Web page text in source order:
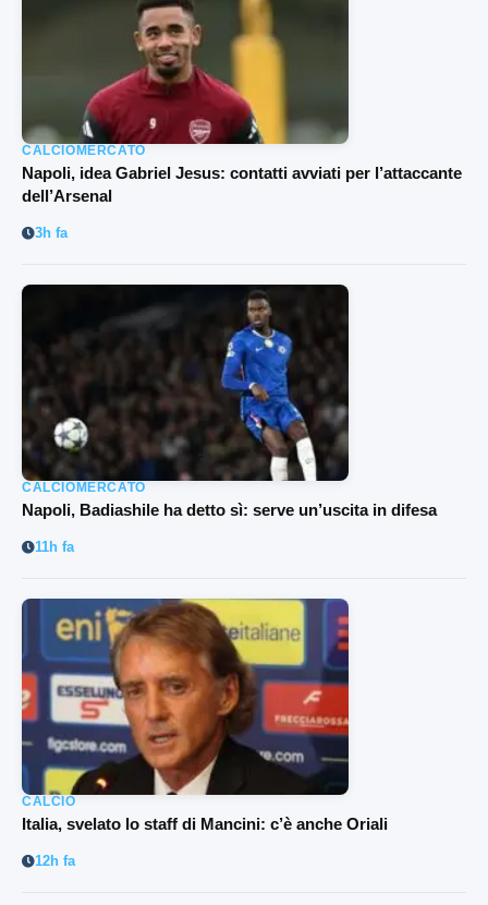
CALCIOMERCATO
Napoli, idea Gabriel Jesus: contatti avviati per l’attaccante
dell’Arsenal
3h fa
CALCIOMERCATO
Napoli, Badiashile ha detto sì: serve un’uscita in difesa
11h fa
CALCIO
Italia, svelato lo staff di Mancini: c’è anche Oriali
12h fa